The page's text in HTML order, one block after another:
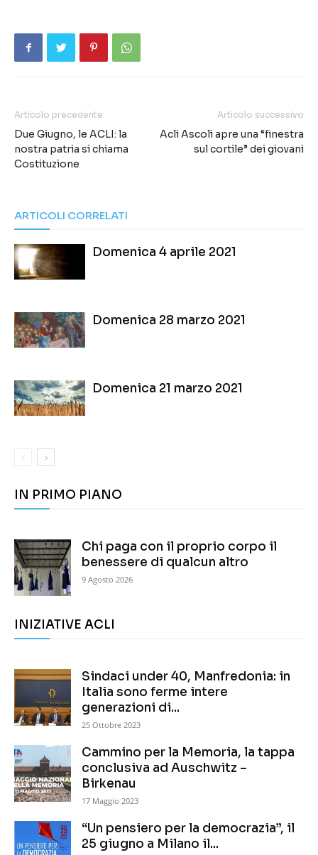
Articolo precedente
Due Giugno, le ACLI: la
nostra patria si chiama
Costituzione
Articolo successivo
Acli Ascoli apre una “finestra
sul cortile” dei giovani
ARTICOLI CORRELATI
Domenica 4 aprile 2021
Domenica 28 marzo 2021
Domenica 21 marzo 2021
IN PRIMO PIANO
Chi paga con il proprio corpo il
benessere di qualcun altro
9 Agosto 2026
INIZIATIVE ACLI
Sindaci under 40, Manfredonia: in
Italia sono ferme intere
generazioni di...
25 Ottobre 2023
Cammino per la Memoria, la tappa
conclusiva ad Auschwitz –
Birkenau
17 Maggio 2023
“Un pensiero per la democrazia”, il
25 giugno a Milano il...